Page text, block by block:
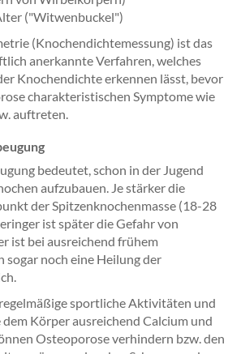
("Witwenbuckel")
(Knochendichtemessung) ist das
anerkannte Verfahren, welches
Knochendichte erkennen lässt, bevor
charakteristischen Symptome wie
auftreten.
bedeutet, schon in der Jugend
aufzubauen. Je stärker die
der Spitzenknochenmasse (18-28
ist später die Gefahr von
ist bei ausreichend frühem
sogar noch eine Heilung der
sportliche Aktivitäten und
Körper ausreichend Calcium und
Osteoporose verhindern bzw. den